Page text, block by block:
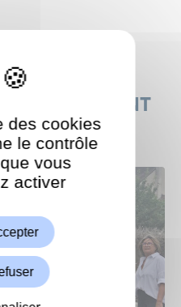
POURRAIENT
INTÉRESSER
désactivé.
des cookies
le contrôle
vous
activer